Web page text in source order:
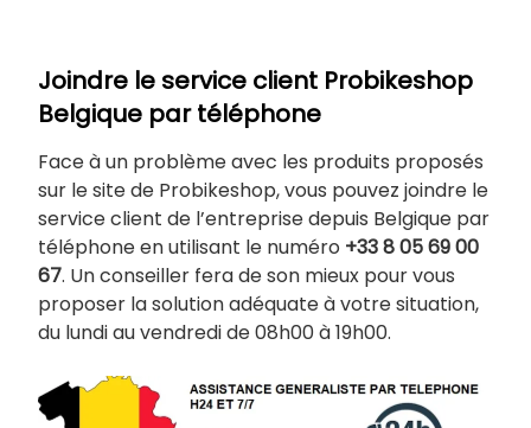
Joindre le service client Probikeshop
Belgique par téléphone
Face à un problème avec les produits proposés
sur le site de Probikeshop, vous pouvez joindre le
service client de l’entreprise depuis Belgique par
téléphone en utilisant le numéro +33 8 05 69 00
67. Un conseiller fera de son mieux pour vous
proposer la solution adéquate à votre situation,
du lundi au vendredi de 08h00 à 19h00.